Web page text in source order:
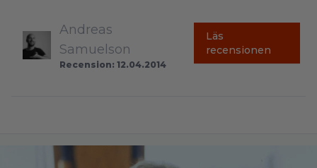
Andreas
Samuelson
Recension: 12.04.2014
Läs
recensionen